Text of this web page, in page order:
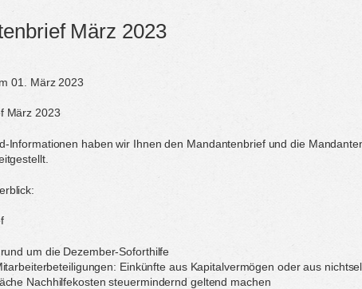
März 2023
01. März 2023
März 2023
Informationen haben wir Ihnen den Mandantenbrief und die
um die Dezember-Soforthilfe
Einkünfte aus Kapitalvermögen oder aus
Nachhilfekosten steuermindernd geltend machen